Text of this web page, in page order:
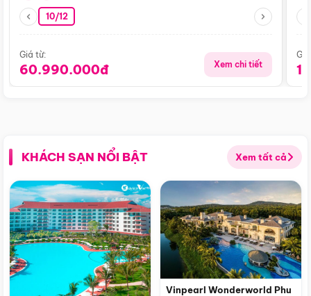
10/12
Giá từ:
60.990.000đ Xem chi tiết
KHÁCH SẠN NỔI BẬT Xem tất cả
Vinpearl Wonderworld Phu